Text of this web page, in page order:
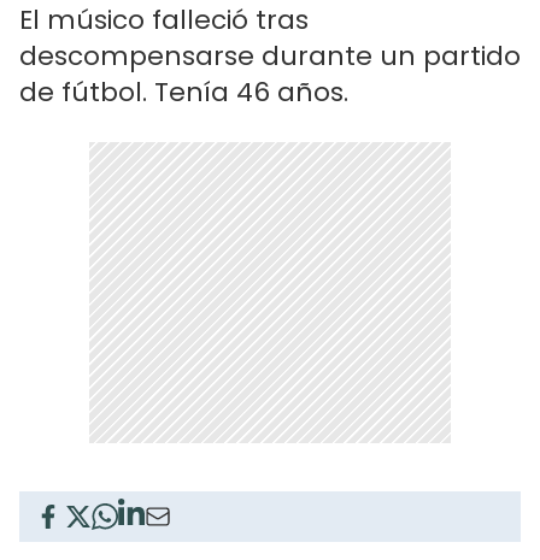
El músico falleció tras
descompensarse durante un partido
de fútbol. Tenía 46 años.